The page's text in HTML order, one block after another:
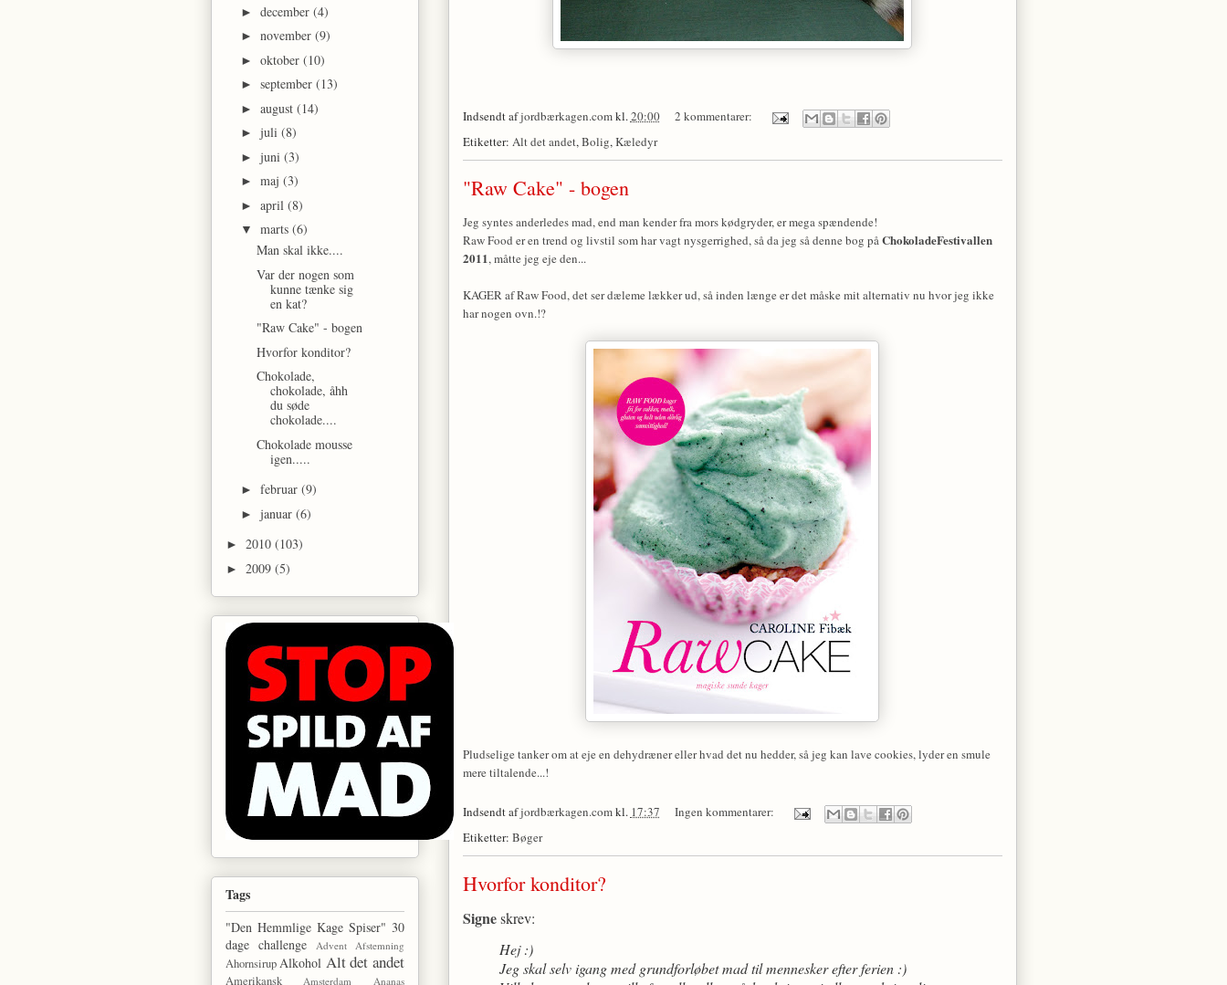
Indsendt afjordbærkagen.comkl.20:00
2 kommentarer:
Etiketter: Alt det andet,Bolig,Kæledyr
"Raw Cake" - bogen
Jeg syntes anderledes mad, end man kender fra mors kødgryder, er mega spændende!
Raw Food er en trend og livstil som har vagt nysgerrighed, så da jeg så denne bog påChokoladeFestivallen
2011, måtte jeg eje den...
KAGER af Raw Food, det ser dæleme lækker ud, så inden længe er det måske mit alternativ nu hvor jeg ikke
har nogen ovn.!?
Pludselige tanker om at eje en dehydræner eller hvad det nu hedder, så jeg kan lave cookies, lyder en smule
mere tiltalende...!
Indsendt afjordbærkagen.comkl. 17:37
Ingen kommentarer:
Etiketter: Bøger
Hvorfor konditor?
Signeskrev:
Hej :)
Jeg skal selv igang med grundforløbet mad til mennesker efter ferien :)
►december(4)
►november(9)
►oktober(10)
►september(13)
►august(14)
►juli(8)
►juni(3)
►maj(3)
►april(8)
▼marts(6)
Man skal ikke....
Var der nogen som
kunne tænke sig
en kat?
"Raw Cake" - bogen
Hvorfor konditor?
Chokolade,
chokolade, åhh
du søde
chokolade....
Chokolade mousse
igen.....
►februar(9)
►januar(6)
► 2010 (103)
► 2009 (5)
Tags
"Den Hemmlige Kage Spiser" 30
dage challenge
Advent Afstemning
Ahornsirup Alkohol Alt det andet
Amerikansk Amsterdam Ananas